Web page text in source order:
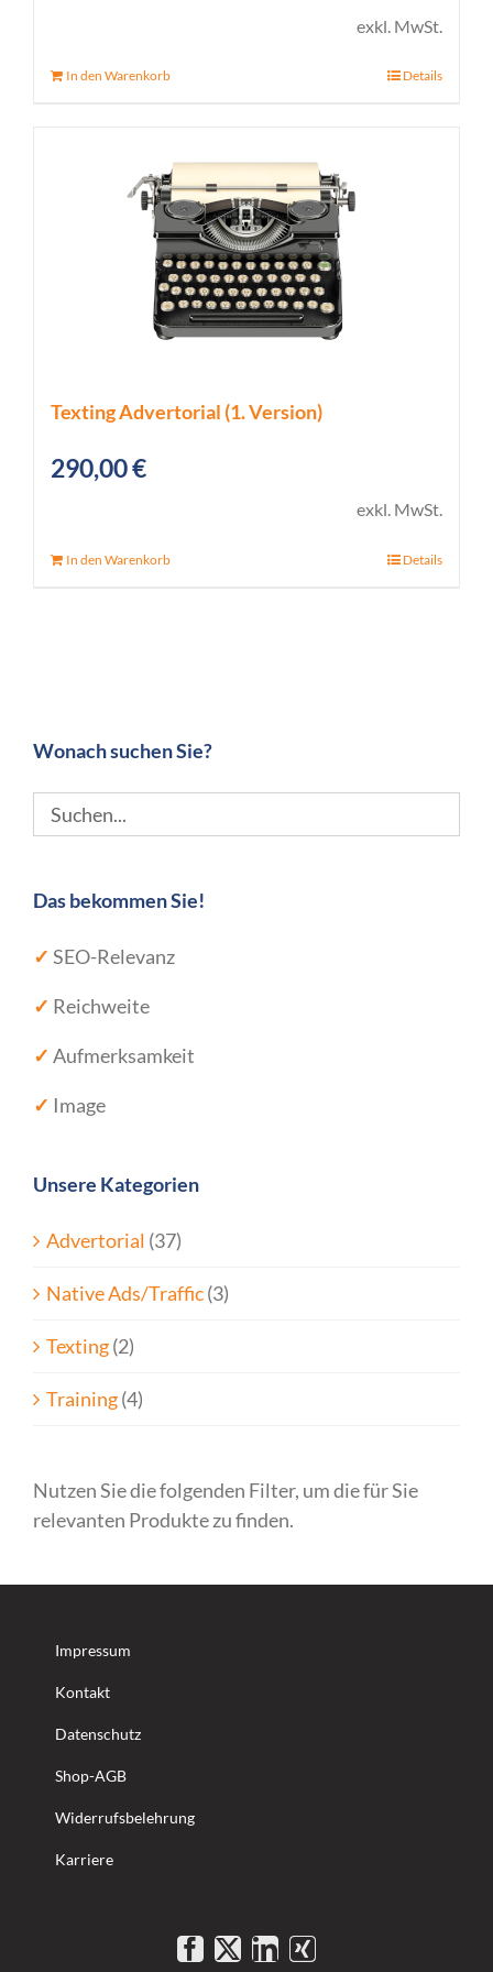
exkl. MwSt.
In den Warenkorb Details
Texting Advertorial (1. Version)
290,00€
exkl. MwSt.
In den Warenkorb Details
Wonach suchen Sie?
Das bekommen Sie!
✓ SEO-Relevanz
✓ Reichweite
✓ Aufmerksamkeit
✓ Image
Unsere Kategorien
Advertorial (37)
Native Ads/Traffic(3)
Texting(2)
Training(4)
Nutzen Sie die folgenden Filter, um die für Sie
relevanten Produkte zu finden.
Impressum
Kontakt
Datenschutz
Shop-AGB
Widerrufsbelehrung
Karriere